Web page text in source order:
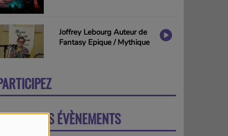
Joffrey Lebourg Auteur de
Fantasy Epique / Mythique
ÉVÈNEMENTS